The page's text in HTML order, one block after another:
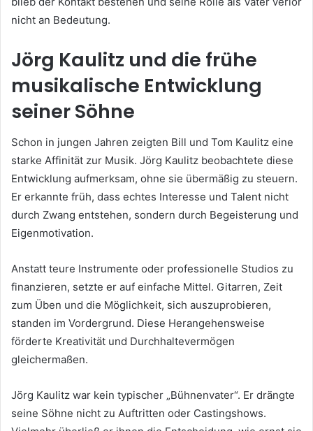
nicht an Bedeutung.
Jörg Kaulitz und die frühe
musikalische Entwicklung
seiner Söhne
Schon in jungen Jahren zeigten Bill und Tom Kaulitz eine
starke Affinität zur Musik. Jörg Kaulitz beobachtete diese
Entwicklung aufmerksam, ohne sie übermäßig zu steuern.
Er erkannte früh, dass echtes Interesse und Talent nicht
durch Zwang entstehen, sondern durch Begeisterung und
Eigenmotivation.
Anstatt teure Instrumente oder professionelle Studios zu
finanzieren, setzte er auf einfache Mittel. Gitarren, Zeit
zum Üben und die Möglichkeit, sich auszuprobieren,
standen im Vordergrund. Diese Herangehensweise
förderte Kreativität und Durchhaltevermögen
gleichermaßen.
Jörg Kaulitz war kein typischer „Bühnenvater“. Er drängte
seine Söhne nicht zu Auftritten oder Castingshows.